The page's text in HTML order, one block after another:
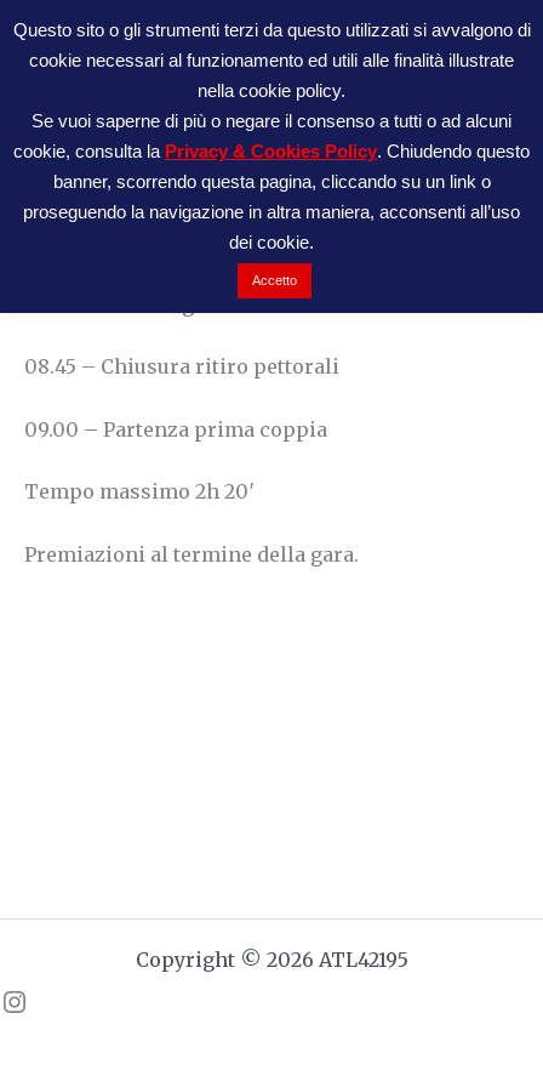
ATL42195
Orario
Lissolo Special Trail – Edizione 2023
08.00 – Ritrovo giudici e concorrenti
08.45 – Chiusura ritiro pettorali
09.00 – Partenza prima coppia
Tempo massimo 2h 20′
Premiazioni al termine della gara.
Copyright © 2026 ATL42195
Questo sito o gli strumenti terzi da questo utilizzati si avvalgono di
cookie necessari al funzionamento ed utili alle finalità illustrate
nella cookie policy.
Se vuoi saperne di più o negare il consenso a tutti o ad alcuni
cookie, consulta la Privacy & Cookies Policy. Chiudendo questo
banner, scorrendo questa pagina, cliccando su un link o
proseguendo la navigazione in altra maniera, acconsenti all’uso
dei cookie.
Accetto